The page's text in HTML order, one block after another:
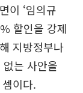
이 ‘임의규
할인을 강제
지방정부나
는 사안을
이다.